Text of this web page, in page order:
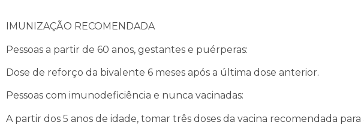
IMUNIZAÇÃO RECOMENDADA
Pessoas a partir de 60 anos, gestantes e puérperas:
Dose de reforço da bivalente 6 meses após a última dose anterior.
Pessoas com imunodeficiência e nunca vacinadas:
A partir dos 5 anos de idade, tomar três doses da vacina recomendada